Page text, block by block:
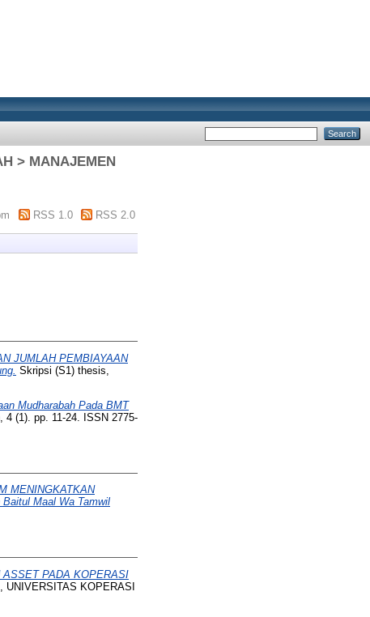
> MANAJEMEN
RSS 1.0 RSS 2.0
JUMLAH PEMBIAYAAN
Skripsi (S1) thesis,
Mudharabah Pada BMT
4 (1). pp. 11-24. ISSN 2775-
MENINGKATKAN
Maal Wa Tamwil
ASSET PADA KOPERASI
UNIVERSITAS KOPERASI